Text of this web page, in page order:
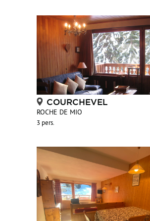
COURCHEVEL
ROCHE DE MIO
3 pers.